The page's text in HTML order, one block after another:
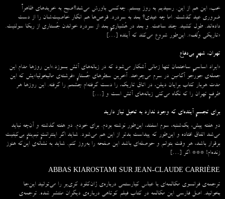
خب، این هم از این. رسیدیم به روز بیستم. چه‌کسی باورش می‌شد؟صبح به خریدهای ظاهراً
ضروری عید گذشت. اما چه عیدی؟ بعد به سردرد. قرص‌ها هم انگار خاصیت‌شان را از دست
داده‌اند. طول کشید. چند ساعت. و بعد در هُشیاریِ بعد از سردرد خواندن جُستاری از ربکا سولنیت.
«تاریکی وُلف». این‌طور شروع می‌‌کند که آینده […]
تهران، شهرِ بی‌دفاع
«ایراد اساسیِ ساختمان تنها زمانی آشکار می‌شود که در زبانه‌‌های آتش بسوزد.»این روزها مدام این
جمله‌ی جورجو آگامبن در سرم می‌چرخد. آخرین سطرهای جُستارِ «فرشته‌ی مالیخولیا»یش که این
مدت هربار کتاب برایان دیلن، در اتاق تاریک، را دست گرفته‌ام چشمم را گرفته. این روزها هر
طرفِ تهران را که نگاه می‌کنی زبانه‌های آتش است و […]
برای تجسمِ آینده‌ای که وجود ندارد به تخیل نیاز دارید
دو هفته پیش، یک‌شنبه، سوم اسفند، این‌طور نوشته بودم. برای خودم. دو هفته گذشته و آن‌چه نباید
می‌شد اتفاق افتاده و این‌طور که پیداست بدتر از این هم می‌شود. شاید اگر اینترانتِ نیم‌بندِ بی‌کیفیت
برقرار باشد، هر وقت بتوانم و حوصله‌ای باشد این صفحه را به‌روز کنم. شاید به نشانه‌ی این‌که هنوز
زنده‌ام! *** اگر […]
ABBAS KIAROSTAMI SUR JEAN-CLAUDE CARRIÈRE
ترجمه‌ی فرانسوی مکالمه‌ای با عباس کیارستمی درباره‌ی ژان‌کلود کری‌یر را می‌توانید این‌جا
بخوانید. اصل فارسی این مکالمه در کتاب فیلم کوتاهی درباره‌ی دیگران منتشر شده. ترجمه‌ی